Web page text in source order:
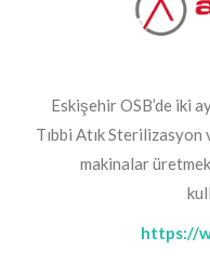
Eskişehir OSB’de iki
Tıbbi Atık
makinalar
https://